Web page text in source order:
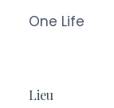
One Life
Lieu